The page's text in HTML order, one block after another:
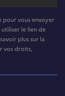
pour vous envoyer
le lien de
plus sur la
vos droits,